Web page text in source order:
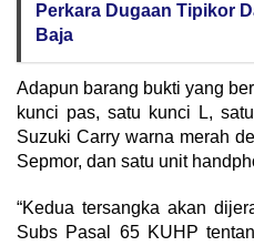
Perkara Dugaan Tipikor
Baja
Adapun barang bukti yang
kunci pas, satu kunci L,
Suzuki Carry warna merah
Sepmor, dan satu unit
“Kedua tersangka akan
Subs Pasal 65 KUHP